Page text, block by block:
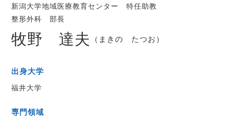
新潟大学地域医療教育センター 特任助教
整形外科 部長
牧野 達夫 （まきの たつお）
出身大学
福井大学
専門領域